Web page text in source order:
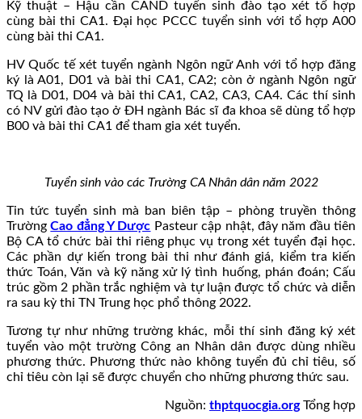
Kỹ thuật – Hậu cần CAND tuyển sinh đào tạo xét tổ hợp
cùng bài thi CA1. Đại học PCCC tuyển sinh với tổ hợp A00
cùng bài thi CA1.
HV Quốc tế xét tuyển ngành Ngôn ngữ Anh với tổ hợp đăng
ký là A01, D01 và bài thi CA1, CA2; còn ở ngành Ngôn ngữ
TQ là D01, D04 và bài thi CA1, CA2, CA3, CA4. Các thí sinh
có NV gửi đào tạo ở ĐH ngành Bác sĩ đa khoa sẽ dùng tổ hợp
B00 và bài thi CA1 để tham gia xét tuyển.
Tuyển sinh vào các Trường CA Nhân dân năm 2022
Tin tức tuyển sinh mà ban biên tập – phòng truyền thông
TrườngCao đẳng Y Dược Pasteur cập nhật, đây năm đầu tiên
Bộ CA tổ chức bài thi riêng phục vụ trong xét tuyển đại học.
Các phần dự kiến trong bài thi như đánh giá, kiểm tra kiến
thức Toán, Văn và kỹ năng xử lý tình huống, phán đoán; Cấu
trúc gồm 2 phần trắc nghiệm và tự luận được tổ chức và diễn
ra sau kỳ thi TN Trung học phổ thông 2022.
Tương tự như những trường khác, mỗi thí sinh đăng ký xét
tuyển vào một trường Công an Nhân dân được dùng nhiều
phương thức. Phương thức nào không tuyển đủ chỉ tiêu, số
chỉ tiêu còn lại sẽ được chuyển cho những phương thức sau.
Nguồn: thptquocgia.orgTổng hợp